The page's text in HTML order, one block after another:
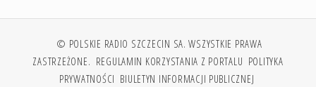
© POLSKIE RADIO SZCZECIN SA. WSZYSTKIE PRAWA
ZASTRZEŻONE. REGULAMIN KORZYSTANIA Z PORTALU POLITYKA
PRYWATNOŚCI BIULETYN INFORMACJI PUBLICZNEJ